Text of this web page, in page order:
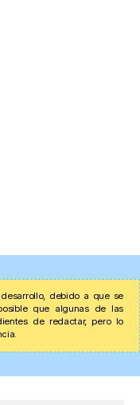
debido a que se
que algunas de las
de redactar, pero lo